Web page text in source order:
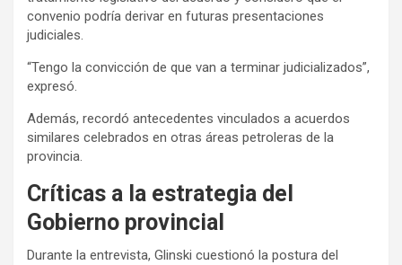
convenio podría derivar en futuras presentaciones
judiciales.
“Tengo la convicción de que van a terminar judicializados”,
expresó.
Además, recordó antecedentes vinculados a acuerdos
similares celebrados en otras áreas petroleras de la
provincia.
Críticas a la estrategia del
Gobierno provincial
Durante la entrevista, Glinski cuestionó la postura del